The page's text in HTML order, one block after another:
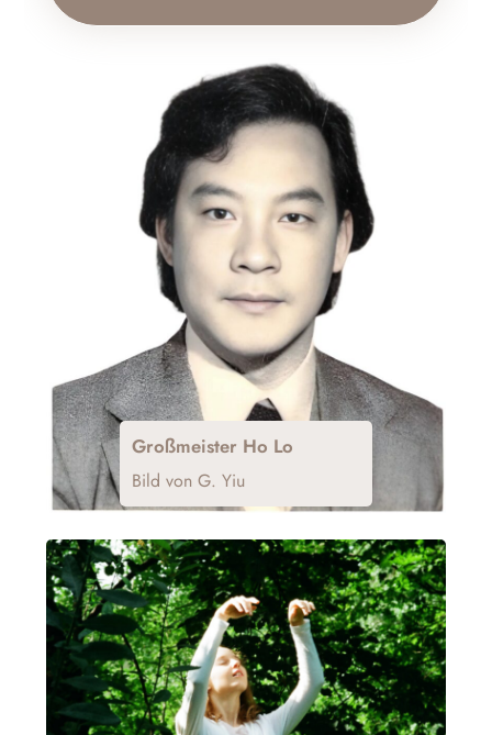
Großmeister Ho Lo
Bild von G. Yiu